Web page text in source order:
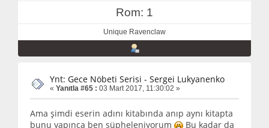
Rom: 1
Unique Ravenclaw
Ynt: Gece Nöbeti Serisi - Sergei Lukyanenko
« Yanıtla #65 : 03 Mart 2017, 11:30:02 »
Ama şimdi eserin adını kitabında anıp aynı kitapta
bunu yapınca ben şüpheleniyorum
Bu kadar da